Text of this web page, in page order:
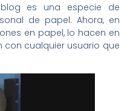
es una especie de
de papel. Ahora, en
en papel, lo hacen en
con cualquier usuario que